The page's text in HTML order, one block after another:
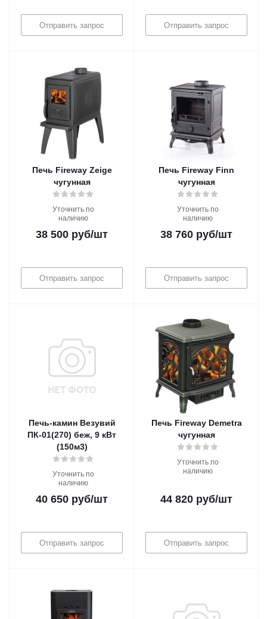
Отправить запрос Отправить запрос
Печь Fireway Zeige
чугунная
Уточнить по
наличию
38 500 руб/шт
Отправить запрос
Печь Fireway Finn
чугунная
Уточнить по
наличию
38 760 руб/шт
Отправить запрос
Печь-камин Везувий
ПК-01(270) беж, 9 кВт
(150м3)
Уточнить по
наличию
40 650 руб/шт
Отправить запрос
Печь Fireway Demetra
чугунная
Уточнить по
наличию
44 820 руб/шт
Отправить запрос